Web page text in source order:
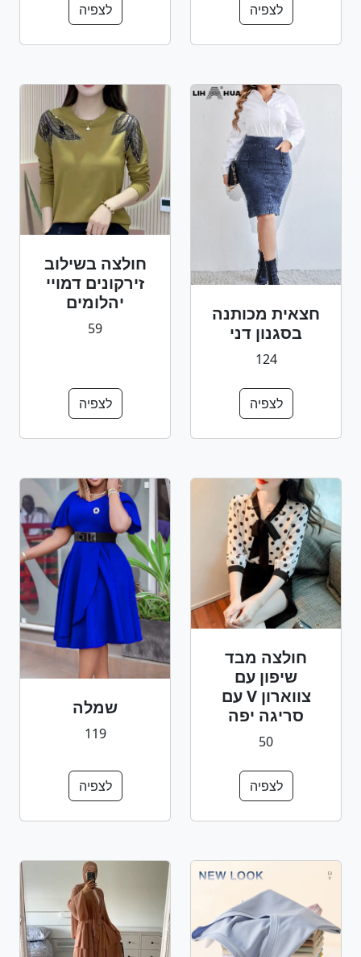
לצפיה לצפיה
חצאית מכותנה
בסגנון דני
124
לצפיה
חולצה בשילוב
זירקונים דמויי
יהלומים
59
לצפיה
חולצה מבד
שיפון עם
צווארון V עם
סריגה יפה
50
לצפיה
שמלה
119
לצפיה